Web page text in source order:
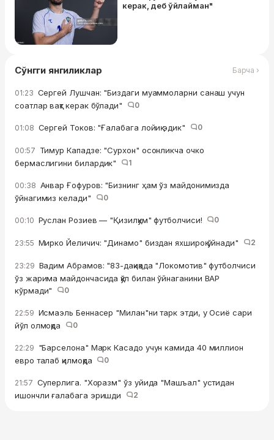
керак, деб ўйлайман"
Сўнгги янгиликлар Барча ›
01:23 Сергей Лушчан: "Биздаги муаммоларни санаш учун
соатлар вақт керак бўлади"
0
01:08 Сергей Токов: "Ғалабага лойиқ эдик" 0
00:57 Тимур Кападзе: "Сурхон" осонликча очко
бермаслигини билардик"
1
00:38 Анвар Ғофуров: "Бизнинг ҳам ўз майдонимизда
ўйнагимиз келади"
0
00:10 Руслан Розиев — "Қизилқум" футболчиси! 0
23:55 Мирко Йеличич: "Динамо" биздан яхшироқ ўйнади" 2
23:29 Вадим Абрамов: "83-дақиқада "Локомотив" футболчиси
ўз жарима майдончасида қўл билан ўйнаганини ВАР
кўрмади"
0
22:59 Исмаэль Беннасер "Милан"ни тарк этди, у Осиё сари
йўл олмоқда
0
22:29 "Барселона" Марк Касадо учун камида 40 миллион
евро талаб қилмоқда
0
21:57 Суперлига. "Хоразм" ўз уйида "Машъал" устидан
ишончли ғалабага эришди
2